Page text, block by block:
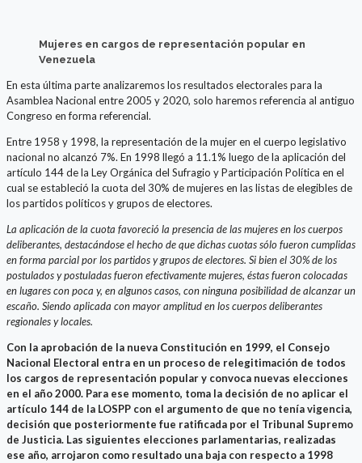
Mujeres en cargos de representación popular en
Venezuela
En esta última parte analizaremos los resultados electorales para la
Asamblea Nacional entre 2005 y 2020, solo haremos referencia al antiguo
Congreso en forma referencial.
Entre 1958 y 1998, la representación de la mujer en el cuerpo legislativo
nacional no alcanzó 7%. En 1998 llegó a 11.1% luego de la aplicación del
artículo 144 de la Ley Orgánica del Sufragio y Participación Política en el
cual se estableció la cuota del 30% de mujeres en las listas de elegibles de
los partidos políticos y grupos de electores.
La aplicación de la cuota favoreció la presencia de las mujeres en los cuerpos
deliberantes, destacándose el hecho de que dichas cuotas sólo fueron cumplidas
en forma parcial por los partidos y grupos de electores. Si bien el 30% de los
postulados y postuladas fueron efectivamente mujeres, éstas fueron colocadas
en lugares con poca y, en algunos casos, con ninguna posibilidad de alcanzar un
escaño. Siendo aplicada con mayor amplitud en los cuerpos deliberantes
regionales y locales.
Con la aprobación de la nueva Constitución en 1999, el Consejo
Nacional Electoral entra en un proceso de relegitimación de todos
los cargos de representación popular y convoca nuevas elecciones
en el año 2000. Para ese momento, toma la decisión de no aplicar el
artículo 144 de la LOSPP con el argumento de que no tenía vigencia,
decisión que posteriormente fue ratificada por el Tribunal Supremo
de Justicia. Las siguientes elecciones parlamentarias, realizadas
ese año, arrojaron como resultado una baja con respecto a 1998